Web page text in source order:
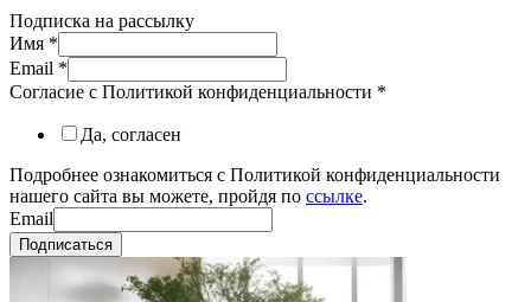
Подписка на рассылку
Имя *
Email *
Согласие с Политикой конфиденциальности *
Да, согласен
Подробнее ознакомиться с Политикой конфиденциальности
нашего сайта вы можете, пройдя по ссылке.
Email
Подписаться